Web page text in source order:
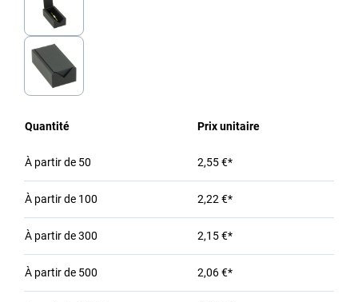
Quantité Prix unitaire
À partir de 50 2,55 €*
À partir de 100 2,22 €*
À partir de300 2,15 €*
À partir de 500 2,06 €*